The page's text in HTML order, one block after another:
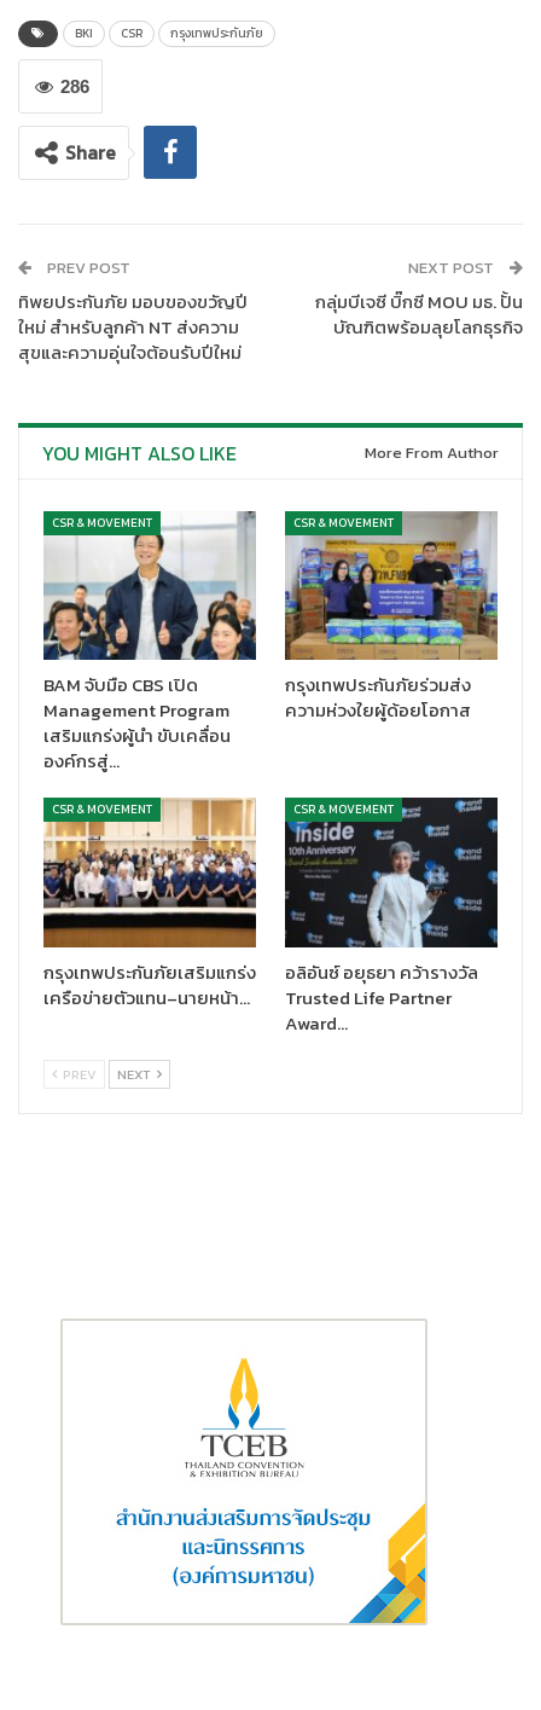
BKI CSR กรุงเทพประกันภัย
286
Share
PREV POST
ทิพยประกันภัย มอบของขวัญปี
ใหม่ สำหรับลูกค้า NT ส่งความ
สุขและความอุ่นใจต้อนรับปีใหม่
NEXT POST
กลุ่มบีเจซี บิ๊กซี MOU มธ. ปั้น
บัณฑิตพร้อมลุยโลกธุรกิจ
YOU MIGHT ALSO LIKE More From Author
CSR & MOVEMENT
BAM จับมือ CBS เปิด
Management Program
เสริมแกร่งผู้นำ ขับเคลื่อน
องค์กรสู่…
CSR & MOVEMENT
กรุงเทพประกันภัยร่วมส่ง
ความห่วงใยผู้ด้อยโอกาส
CSR & MOVEMENT
กรุงเทพประกันภัยเสริมแกร่ง
เครือข่ายตัวแทน–นายหน้า…
CSR & MOVEMENT
อลิอันซ์ อยุธยา คว้ารางวัล
Trusted Life Partner
Award…
PREV NEXT